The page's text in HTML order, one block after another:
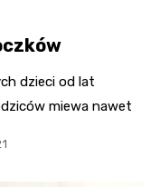
dzieci od lat
miewa nawet